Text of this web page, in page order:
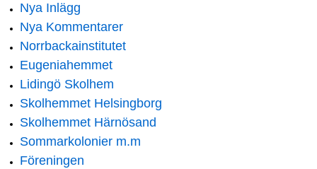
Nya Inlägg
Nya Kommentarer
Norrbackainstitutet
Eugeniahemmet
Lidingö Skolhem
Skolhemmet Helsingborg
Skolhemmet Härnösand
Sommarkolonier m.m
Föreningen